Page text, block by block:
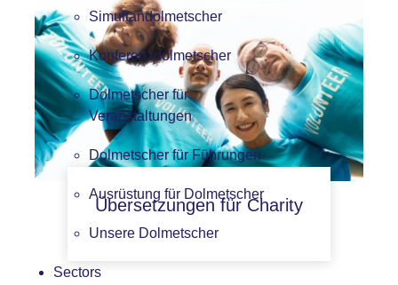
Simultandolmetscher
Konferenzdolmetscher
Dolmetscher für
Veranstaltungen
Dolmetscher für Führungen
Ausrüstung für Dolmetscher
Unsere Dolmetscher
Sectors
Übersetzungen für Charity